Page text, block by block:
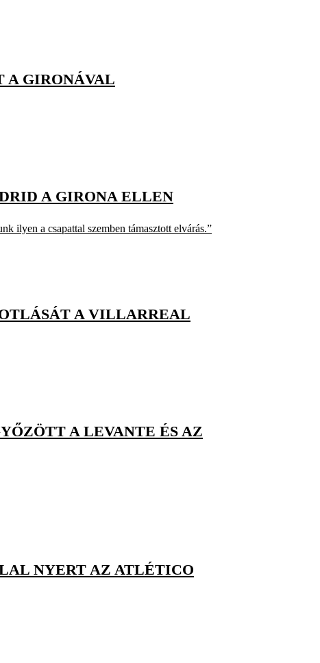
A GIRONÁVAL
A GIRONA ELLEN
ilyen a csapattal szemben támasztott elvárás.”
A VILLARREAL
A LEVANTE ÉS AZ
NYERT AZ ATLÉTICO